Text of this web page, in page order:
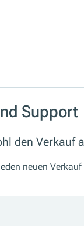
Support
den Verkauf
neuen